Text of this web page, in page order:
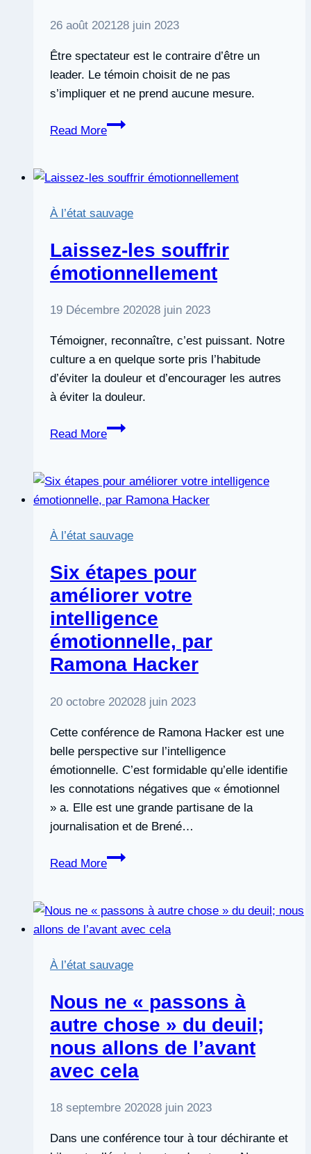
26 août 202128 juin 2023
Être spectateur est le contraire d’être un
leader. Le témoin choisit de ne pas
s’impliquer et ne prend aucune mesure.
Read More
L’intelligence
l’effet
À l’état sauvage
Laissez-les souffrir
émotionnellement
19 Décembre 202028 juin 2023
Témoigner, reconnaître, c’est puissant. Notre
culture a en quelque sorte pris l’habitude
d’éviter la douleur et d’encourager les autres
à éviter la douleur.
Read More
Laissez-
émotionnellement
À l’état sauvage
Six étapes pour
améliorer votre
intelligence
émotionnelle, par
Ramona Hacker
20 octobre 202028 juin 2023
Cette conférence de Ramona Hacker est une
belle perspective sur l’intelligence
émotionnelle. C’est formidable qu’elle identifie
les connotations négatives que « émotionnel
» a. Elle est une grande partisane de la
journalisation et de Brené…
Read More
Six
améliorer
votre
émotionnelle,
Ramona
Hacker
À l’état sauvage
Nous ne « passons à
autre chose » du deuil;
nous allons de l’avant
avec cela
18 septembre 202028 juin 2023
Dans une conférence tour à tour déchirante et